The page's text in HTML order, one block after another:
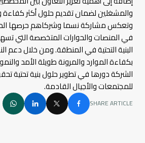
والمشغلين لضمان تقديم حلول أكثر كفاءة
وتعكس مشاركة نسما وشركاهم حرصها
في المنصات والحوارات المتخصصة التي
البنية التحتية في المنطقة. ومن خلال دعم
بكفاءة الموارد والمرونة طويلة الأمد
الشركة دورها في تطوير حلول بنية تحتية
للمجتمعات والأجيال القادمة.
SHARE ARTICLE